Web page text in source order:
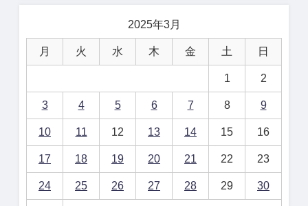
2025年3月
月 火 水 木 金 土 日
1 2
3 4 5 6 7 8 9
10 11 12 13 14 15 16
17 18 19 20 21 22 23
24 25 26 27 28 29 30